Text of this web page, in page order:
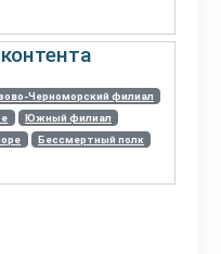
Черноморский филиал
Южный филиал
Бессмертный полк